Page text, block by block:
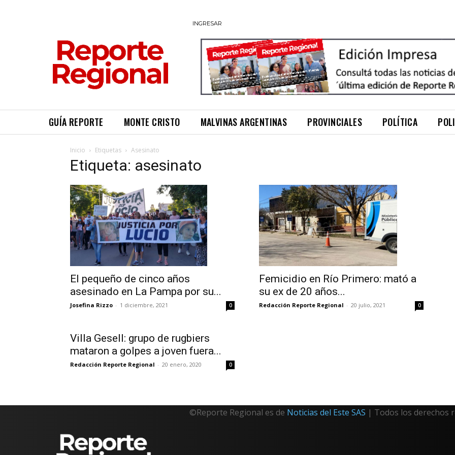
INGRESAR
GUÍA REPORTE MONTE CRISTO MALVINAS ARGENTINAS PROVINCIALES POLÍTICA
Inicio Etiquetas Asesinato
Etiqueta: asesinato
El pequeño de cinco años
asesinado en La Pampa por su...
Josefina Rizzo - 1 diciembre, 2021 0
Femicidio en Río Primero: mató a
su ex de 20 años...
Redacción Reporte Regional - 20 julio, 2021 0
Villa Gesell: grupo de rugbiers
mataron a golpes a joven fuera...
Redacción Reporte Regional - 20 enero, 2020 0
©Reporte Regional es de Noticias del Este SAS | Todos los derechos